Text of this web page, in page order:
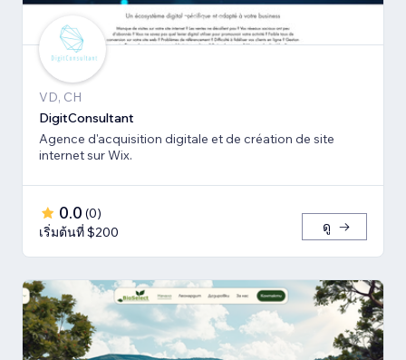
VD, CH
DigitConsultant
Agence d'acquisition digitale et de création de site
internet sur Wix.
0.0 (0)
เริ่มต้นที่ $200
ดู